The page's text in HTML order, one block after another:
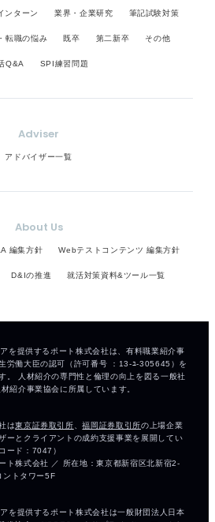
ンターン 業界・企業研究 筆記試験対策
転職の悩み 既卒 第二新卒 その他
Q&A SPI練習問題
Adviser
アドバイザー一覧
About Us
編集方針 Webテストコンテンツ 編集方針
D&Iの推進 就活対策資料&ツール一覧